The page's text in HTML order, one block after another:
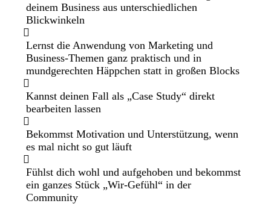
deinem Business aus unterschiedlichen
Blickwinkeln
Lernst die Anwendung von Marketing und
Business-Themen ganz praktisch und in
mundgerechten Häppchen statt in großen Blocks
Kannst deinen Fall als „Case Study“ direkt
bearbeiten lassen
Bekommst Motivation und Unterstützung, wenn
es mal nicht so gut läuft
Fühlst dich wohl und aufgehoben und bekommst
ein ganzes Stück „Wir-Gefühl“ in der
Community